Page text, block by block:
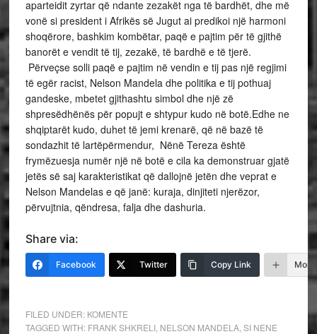
aparteidit zyrtar që ndante zezakët nga të bardhët, dhe më
vonë si president i Afrikës së Jugut ai predikoi një harmoni
shoqërore, bashkim kombëtar, paqë e pajtim për të gjithë
banorët e vendit të tij, zezakë, të bardhë e të tjerë.
Përveçse solli paqë e pajtim në vendin e tij pas një regjimi
të egër racist, Nelson Mandela dhe politika e tij pothuaj
gandeske, mbetet gjithashtu simbol dhe një zë
shpresëdhënës për popujt e shtypur kudo në botë.Edhe ne
shqiptarët kudo, duhet të jemi krenarë, që në bazë të
sondazhit të lartëpërmendur, Nënë Tereza është
frymëzuesja numër një në botë e cila ka demonstruar gjatë
jetës së saj karakteristikat që dallojnë jetën dhe veprat e
Nelson Mandelas e që janë: kuraja, dinjiteti njerëzor,
përvujtnia, qëndresa, falja dhe dashuria.
Share via:
Facebook Twitter Copy Link More
FILED UNDER: KOMENTE
TAGGED WITH: FRANK SHKRELI, NELSON MANDELA, SI NENE